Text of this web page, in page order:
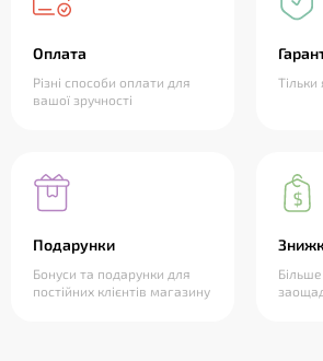
Оплата
Різні способи оплати для
вашої зручності
Тільки
Подарунки
Бонуси та подарунки для
постійних клієнтів магазину